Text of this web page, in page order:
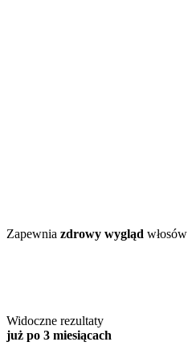
Zapewnia zdrowy wygląd włosów
Widoczne rezultaty
już po 3 miesiącach